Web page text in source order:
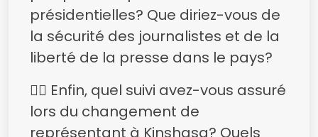
présidentielles? Que diriez-vous de
la sécurité des journalistes et de la
liberté de la presse dans le pays?
👉🏿 Enfin, quel suivi avez-vous assuré
lors du changement de
représentant à Kinshasa? Quels